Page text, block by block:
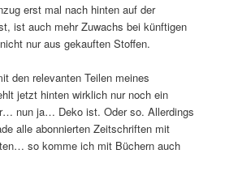
erst mal nach hinten auf der
ist auch mehr Zuwachs bei künftigen
nur aus gekauften Stoffen.
den relevanten Teilen meines
jetzt hinten wirklich nur noch ein
nun ja… Deko ist. Oder so. Allerdings
alle abonnierten Zeitschriften mit
so komme ich mit Büchern auch